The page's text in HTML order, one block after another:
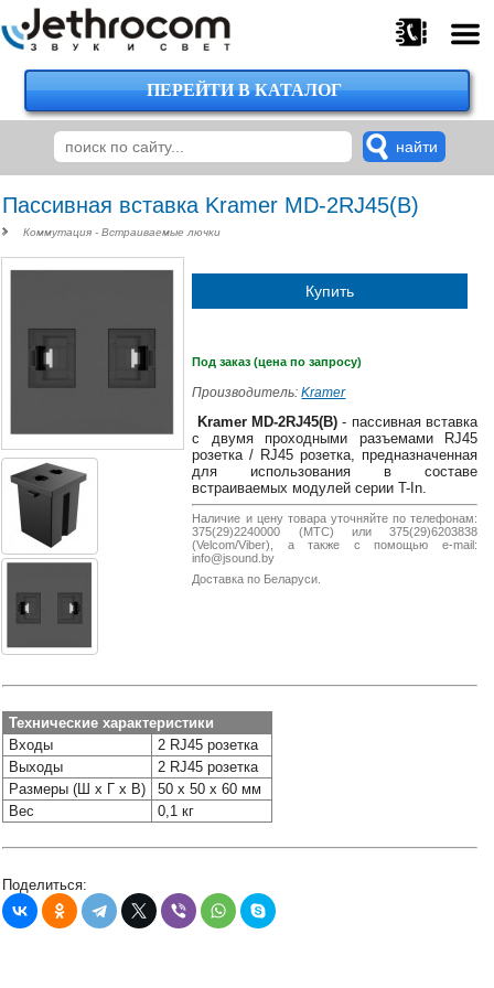
375
224-
00-
00
375
29
620-
38-
38
38
ПЕРЕЙТИ В КАТАЛОГ
Пассивная вставка Kramer MD-2RJ45(B)
Коммутация - Встраиваемые лючки
Купить
Под заказ (цена по запросу)
Производитель:Kramer
Kramer MD-2RJ45(B) - пассивная вставка
с двумя проходными разъемами RJ45
розетка / RJ45 розетка, предназначенная
для использования в составе
встраиваемых модулей cерии T-In.
Наличие и цену товара уточняйте по телефонам:
375(29)2240000 (МТС) или 375(29)6203838
(Velcom/Viber), а также с помощью e-mail:
info@jsound.by
Доставка по Беларуси.
Технические характеристики
Входы
2 RJ45 розетка
Выходы
2 RJ45 розетка
Размеры (Ш х Г х В)
50 х 50 х 60 мм
Вес
0,1 кг
Поделиться: